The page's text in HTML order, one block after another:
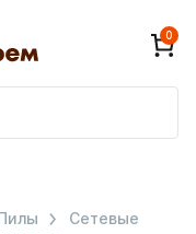
0
Сетевые